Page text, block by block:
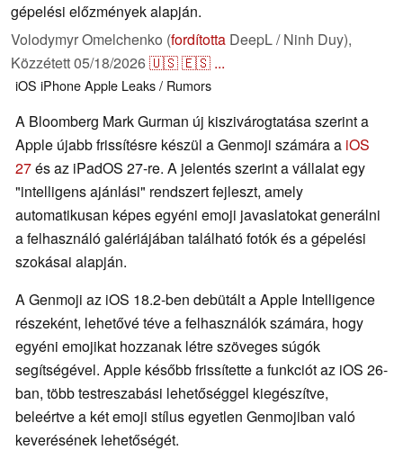
gépelési előzmények alapján.
Volodymyr Omelchenko (fordította DeepL / Ninh Duy),
Közzétett05/18/2026🇺🇸🇪🇸 ...
iOS iPhoneApple Leaks / Rumors
A Bloomberg Mark Gurman új kiszivárogtatása szerint a
Apple újabb frissítésre készül a Genmoji számára a iOS
27és az iPadOS 27-re. A jelentés szerint a vállalat egy
"intelligens ajánlási" rendszert fejleszt, amely
automatikusan képes egyéni emoji javaslatokat generálni
a felhasználó galériájában található fotók és a gépelési
szokásai alapján.
A Genmoji az iOS 18.2-ben debütált a Apple Intelligence
részeként, lehetővé téve a felhasználók számára, hogy
egyéni emojikat hozzanak létre szöveges súgók
segítségével. Apple később frissítette a funkciót az iOS 26-
ban, több testreszabási lehetőséggel kiegészítve,
beleértve a két emoji stílus egyetlen Genmojiban való
keverésének lehetőségét.